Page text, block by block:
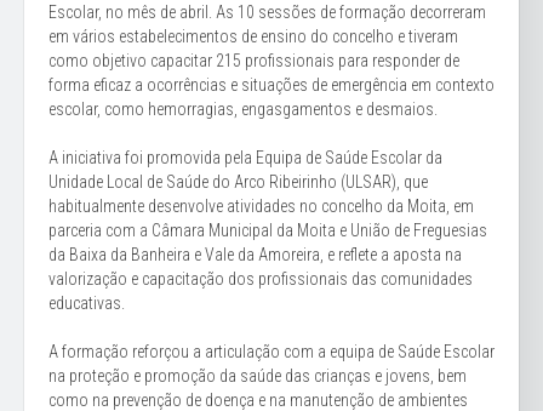
Escolar, no mês de abril. As 10 sessões de formação decorreram
em vários estabelecimentos de ensino do concelho e tiveram
como objetivo capacitar 215 profissionais para responder de
forma eficaz a ocorrências e situações de emergência em contexto
escolar, como hemorragias, engasgamentos e desmaios.
A iniciativa foi promovida pela Equipa de Saúde Escolar da
Unidade Local de Saúde do Arco Ribeirinho (ULSAR), que
habitualmente desenvolve atividades no concelho da Moita, em
parceria com a Câmara Municipal da Moita e União de Freguesias
da Baixa da Banheira e Vale da Amoreira, e reflete a aposta na
valorização e capacitação dos profissionais das comunidades
educativas.
A formação reforçou a articulação com a equipa de Saúde Escolar
na proteção e promoção da saúde das crianças e jovens, bem
como na prevenção de doença e na manutenção de ambientes